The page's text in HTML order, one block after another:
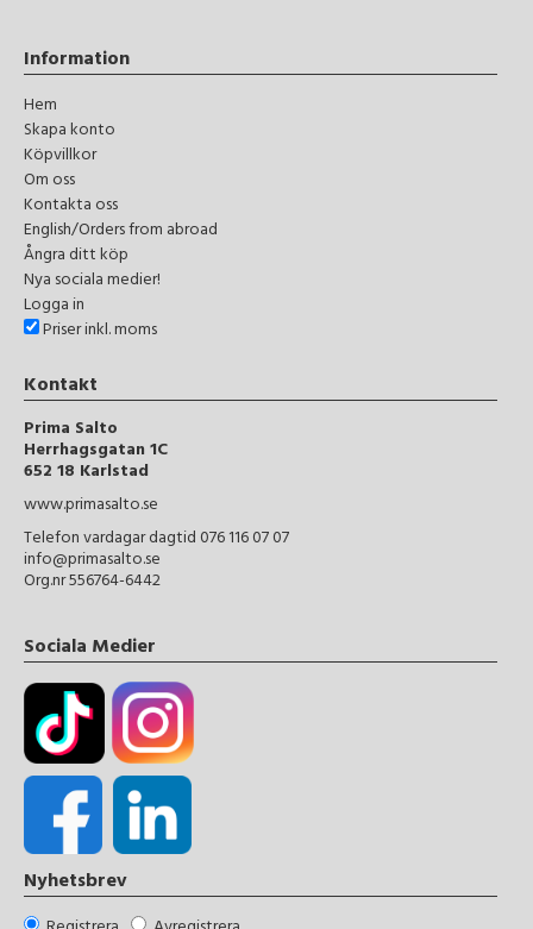
Information
Hem
Skapa konto
Köpvillkor
Om oss
Kontakta oss
English/Orders from abroad
Ångra ditt köp
Nya sociala medier!
Logga in
Priser inkl. moms
Kontakt
Prima Salto
Herrhagsgatan 1C
652 18 Karlstad
www.primasalto.se
Telefon vardagar dagtid 076 116 07 07
info@primasalto.se
Org.nr 556764-6442
Sociala Medier
Nyhetsbrev